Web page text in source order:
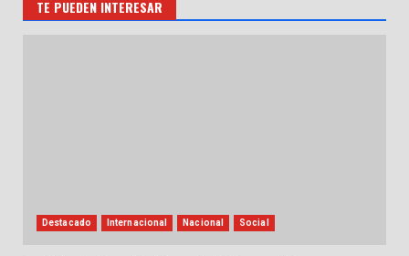
TE PUEDEN INTERESAR
Destacado Internacional Nacional Social